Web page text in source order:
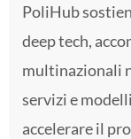
PoliHub
deep tech,
multinazionali
servizi e
accelerare il